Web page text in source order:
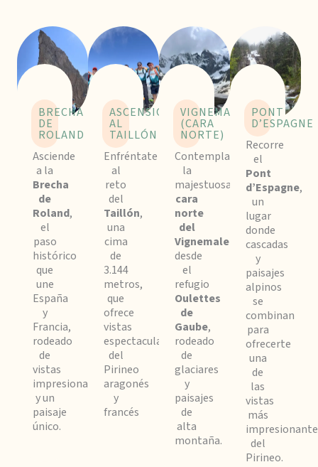
BRECHA
DE
ROLAND
Asciende
a la
Brecha
de
Roland,
el
paso
histórico
que
une
España
y
Francia,
rodeado
de
vistas
impresionantes
y un
paisaje
único.
ASCENSIÓN
AL
TAILLÓN
Enfréntate
al
reto
del
Taillón,
una
cima
de
3.144
metros,
que
ofrece
vistas
espectaculares
del
Pirineo
aragonés
y
francés
VIGNEMALE
(CARA
NORTE)
Contempla
la
majestuosa
cara
norte
del
Vignemale
desde
el
refugio
Oulettes
de
Gaube,
rodeado
de
glaciares
y
paisajes
de
alta
montaña.
PONT
D’ESPAGNE
Recorre
el
Pont
d’Espagne,
un
lugar
donde
cascadas
y
paisajes
alpinos
se
combinan
para
ofrecerte
una
de
las
vistas
más
del
Pirineo.